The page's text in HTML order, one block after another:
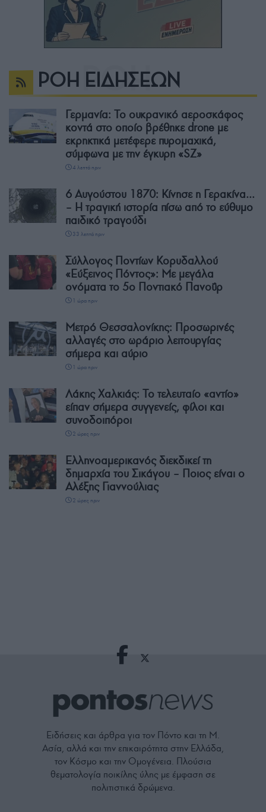
ΡΟΗ ΕΙΔΗΣΕΩΝ
Γερμανία: Το ουκρανικό αεροσκάφος
κοντά στο οποίο βρέθηκε drone με
εκρηκτικά μετέφερε πυρομαχικά,
σύμφωνα με την έγκυρη «SZ»
4 λεπτά πριν
6 Αυγούστου 1870: Κίνησε η Γερακίνα…
– Η τραγική ιστορία πίσω από το εύθυμο
παιδικό τραγούδι
33 λεπτά πριν
Σύλλογος Ποντίων Κορυδαλλού
«Εύξεινος Πόντος»: Με μεγάλα
ονόματα το 5ο Ποντιακό Πανοΰρ
1 ώρα πριν
Μετρό Θεσσαλονίκης: Προσωρινές
αλλαγές στο ωράριο λειτουργίας
σήμερα και αύριο
1 ώρα πριν
Λάκης Χαλκιάς: Το τελευταίο «αντίο»
είπαν σήμερα συγγενείς, φίλοι και
συνοδοιπόροι
2 ώρες πριν
Ελληνοαμερικανός διεκδικεί τη
δημαρχία του Σικάγου – Ποιος είναι ο
Αλέξης Γιαννούλιας
2 ώρες πριν
Ειδήσεις και άρθρα για τον Πόντο και τη Μ.
Ασία, αλλά και την επικαιρότητα στην Ελλάδα,
τον Κόσμο και την Ομογένεια. Πλούσια
θεματολογία ποικίλης ύλης με έμφαση σε
πολιτιστικά δρώμενα.